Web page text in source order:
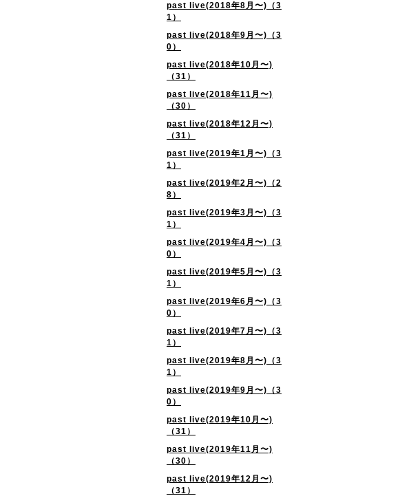
past live(2018年8月〜)（3
1）
past live(2018年9月〜)（3
0）
past live(2018年10月〜)
（31）
past live(2018年11月〜)
（30）
past live(2018年12月〜)
（31）
past live(2019年1月〜)（3
1）
past live(2019年2月〜)（2
8）
past live(2019年3月〜)（3
1）
past live(2019年4月〜)（3
0）
past live(2019年5月〜)（3
1）
past live(2019年6月〜)（3
0）
past live(2019年7月〜)（3
1）
past live(2019年8月〜)（3
1）
past live(2019年9月〜)（3
0）
past live(2019年10月〜)
（31）
past live(2019年11月〜)
（30）
past live(2019年12月〜)
（31）